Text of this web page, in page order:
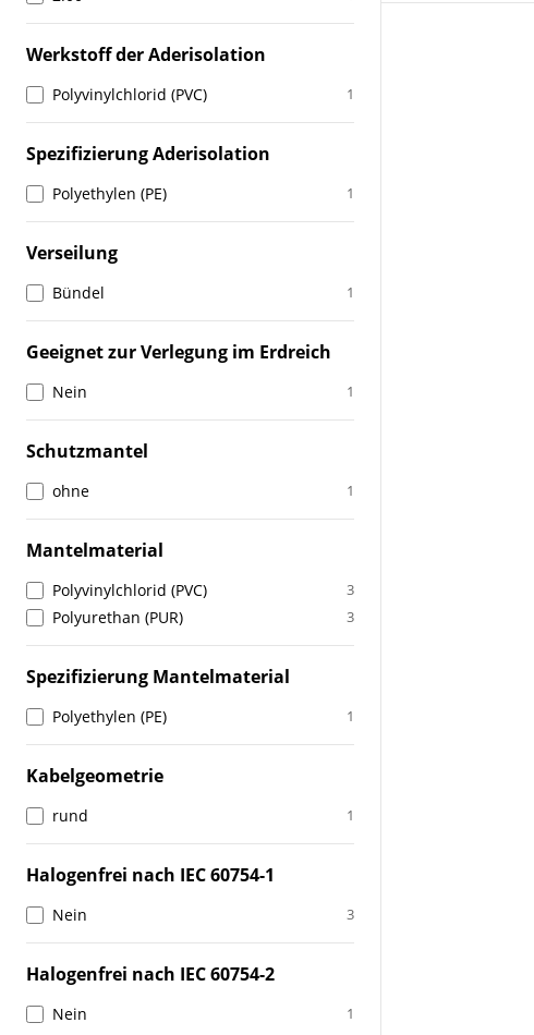
Werkstoff der Aderisolation
Polyvinylchlorid (PVC) 1
Spezifizierung Aderisolation
Polyethylen (PE) 1
Verseilung
Bündel 1
Geeignet zur Verlegung im Erdreich
Nein 1
Schutzmantel
ohne 1
Mantelmaterial
Polyvinylchlorid (PVC) 3
Polyurethan (PUR) 3
Spezifizierung Mantelmaterial
Polyethylen (PE) 1
Kabelgeometrie
rund 1
Halogenfrei nach IEC 60754-1
Nein 3
Halogenfrei nach IEC 60754-2
Nein 1